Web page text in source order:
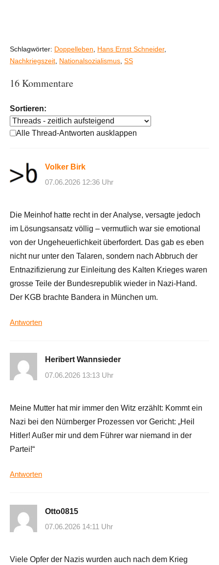
Schlagwörter: Doppelleben Hans Ernst Schneider,
Nachkriegszeit Nationalsozialismus SS
16 Kommentare
Sortieren:
Alle Thread-Antworten ausklappen
Volker Birk
07.06.2026 12:36 Uhr
Die Meinhof hatte recht in der Analyse, versagte jedoch
im Lösungsansatz völlig – vermutlich war sie emotional
von der Ungeheuerlichkeit überfordert. Das gab es eben
nicht nur unter den Talaren, sondern nach Abbruch der
Entnazifizierung zur Einleitung des Kalten Krieges waren
grosse Teile der Bundesrepublik wieder in Nazi-Hand.
Der KGB brachte Bandera in München um.
Antworten
Heribert Wannsieder
07.06.2026 13:13 Uhr
Meine Mutter hat mir immer den Witz erzählt: Kommt ein
Nazi bei den Nürnberger Prozessen vor Gericht: „Heil
Hitler! Außer mir und dem Führer war niemand in der
Partei!“
Antworten
Otto0815
07.06.2026 14:11 Uhr
Viele Opfer der Nazis wurden auch nach dem Krieg